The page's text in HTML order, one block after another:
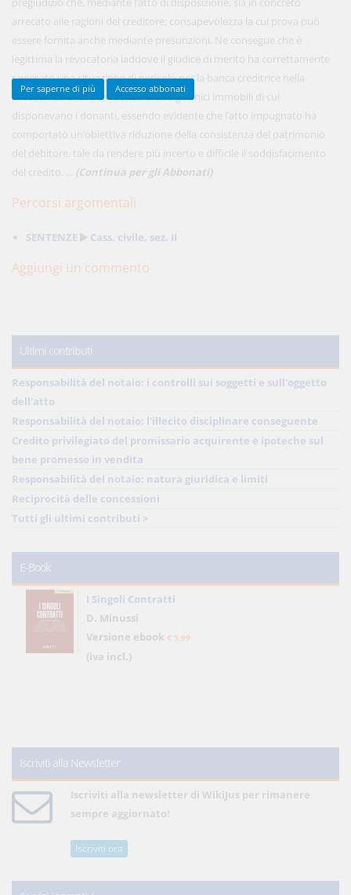
arrecato alle ragioni del creditore; consapevolezza la cui prova può
essere fornita anche mediante presunzioni. Ne consegue che è
legittima la revocatoria laddove il giudice di merito ha correttamente
ravvisato una situazione di pericolo per la banca creditrice nella
circostanza che i beni donati erano gli unici immobili di cui
disponevano i donanti, essendo evidente che l’atto impugnato ha
comportato un’obiettiva riduzione della consistenza del patrimonio
del debitore, tale da rendere più incerto e difficile il soddisfacimento
del credito. ... (Continua per gli Abbonati)
Percorsi argomentali
SENTENZE Cass. civile, sez. II
Aggiungi un commento
Ultimi contributi
Responsabilità del notaio: i controlli sui soggetti e sull'oggetto
dell'atto
Responsabilità del notaio: l'illecito disciplinare conseguente
Credito privilegiato del promissario acquirente e ipoteche sul
bene promesso in vendita
Responsabilità del notaio: natura giuridica e limiti
Reciprocità delle concessioni
Tutti gli ultimi contributi >
E-Book
I Singoli Contratti
D. Minussi
Versione ebook € 5,99
(iva incl.)
Iscriviti alla Newsletter
Iscriviti alla newsletter di WikiJus per rimanere
sempre aggiornato!
Iscriviti ora
Acquista ora
Per saperne di più Accesso abbonati